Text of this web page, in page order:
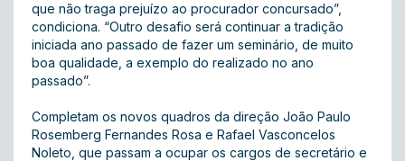
que não traga prejuízo ao procurador concursado”,
condiciona. “Outro desafio será continuar a tradição
iniciada ano passado de fazer um seminário, de muito
boa qualidade, a exemplo do realizado no ano
passado”.
Completam os novos quadros da direção João Paulo
Rosemberg Fernandes Rosa e Rafael Vasconcelos
Noleto, que passam a ocupar os cargos de secretário e